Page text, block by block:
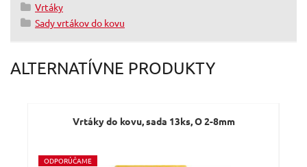
Vrtáky
Sady vrtákov do kovu
ALTERNATÍVNE PRODUKTY
Vrtáky do kovu, sada 13ks, O 2-8mm
ODPORÚČAME